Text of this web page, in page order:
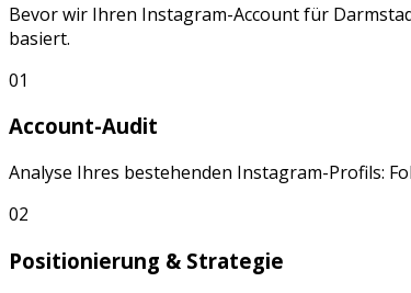
Bevor wir Ihren Instagram-Account für
basiert.
01
Account-Audit
Analyse Ihres bestehenden Instagram-Profils:
02
Positionierung & Strategie